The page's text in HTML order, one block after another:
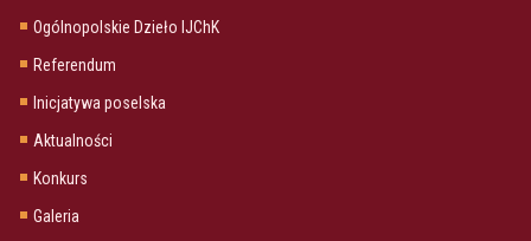
Ogólnopolskie Dzieło IJChK
Referendum
Inicjatywa poselska
Aktualności
Konkurs
Galeria